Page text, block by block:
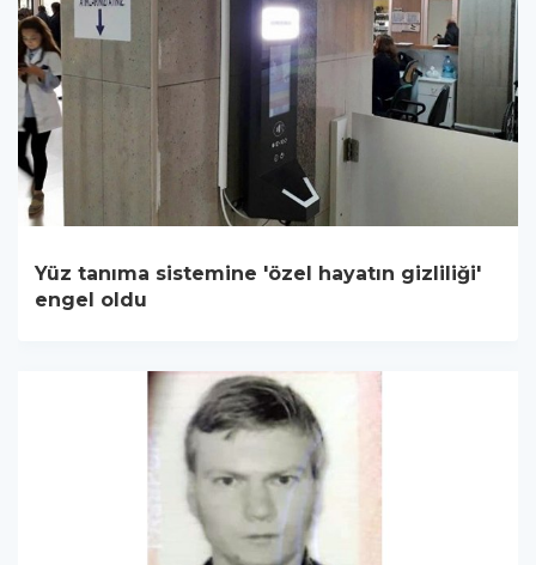
Yüz tanıma sistemine 'özel hayatın gizliliği'
engel oldu